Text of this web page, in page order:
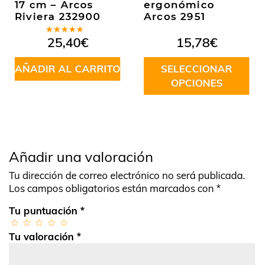
17 cm – Arcos
Riviera 232900
Valorado
en5.00de
5
25,40€
AÑADIR AL CARRITO
ergonómico
Arcos 2951
15,78€
SELECCIONAR
OPCIONES
variantes.
Las
opciones
se
Añadir una valoración
Tu dirección de correo electrónico no será publicada.
Los campos obligatorios están marcados con *
Tu puntuación *
Tu valoración *